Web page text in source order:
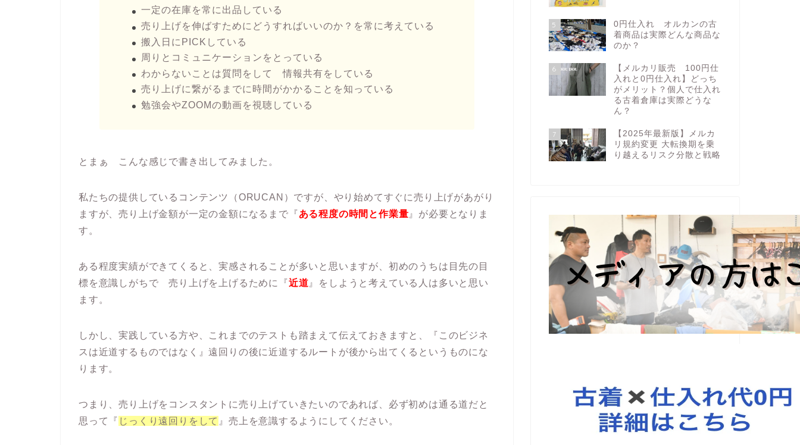
一定の在庫を常に出品している
売り上げを伸ばすためにどうすればいいのか？を常に考えている
搬入日にPICKしている
周りとコミュニケーションをとっている
わからないことは質問をして 情報共有をしている
売り上げに繋がるまでに時間がかかることを知っている
勉強会やZOOMの動画を視聴している
とまぁ こんな感じで書き出してみました。
私たちの提供しているコンテンツ（ORUCAN）ですが、やり始めてすぐに売り上げがあがり
ますが、売り上げ金額が一定の金額になるまで『ある程度の時間と作業量 』が必要となりま
す。
ある程度実績ができてくると、実感されることが多いと思いますが、初めのうちは目先の目
標を意識しがちで 売り上げを上げるために『近道 』をしようと考えている人は多いと思い
ます。
しかし、実践している方や、これまでのテストも踏まえて伝えておきますと、『このビジネ
スは近道するものではなく』遠回りの後に近道するルートが後から出てくるというものにな
ります。
つまり、売り上げをコンスタントに売り上げていきたいのであれば、必ず初めは通る道だと
思って『 じっくり遠回りをして 』売上を意識するようにしてください。
5
0円仕入れ オルカンの古
着商品は実際どんな商品な
のか？
6
【メルカリ販売 100円仕
入れと0円仕入れ】どっち
がメリット？個人で仕入れ
る古着倉庫は実際どうな
ん？
7
【2025年最新版】メルカ
リ規約変更 大転換期を乗
り越えるリスク分散と戦略